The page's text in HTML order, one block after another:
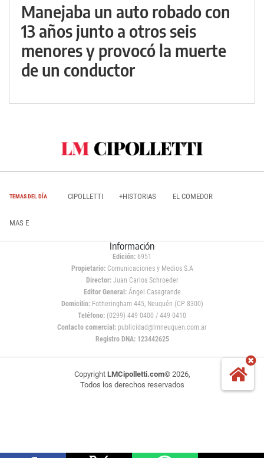
Manejaba un auto robado con
13 años junto a otros seis
menores y provocó la muerte
de un conductor
TEMAS DEL DÍA CIPOLLETTI +HISTORIAS EL COMEDOR
MAS E
Información
Edición: 6951
Propietario:Comunicaciones y Medios S.A
Director: Juan Carlos Schroeder
Editor General:Ángel Casagrande
Domicilio:Fotheringham 445, Neuquén (CP 8300)
Teléfono: (0299) 449 0400 / 449 0410
Contacto comercial: publicidad@lmneuquen.com.ar
Registro DNA: 123442625
Copyright LMCipolletti.com© 2026,
Todos los derechos reservados